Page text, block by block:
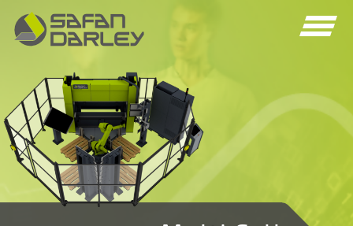
Spring
naar
navigatie
Spring
naar
inhoud